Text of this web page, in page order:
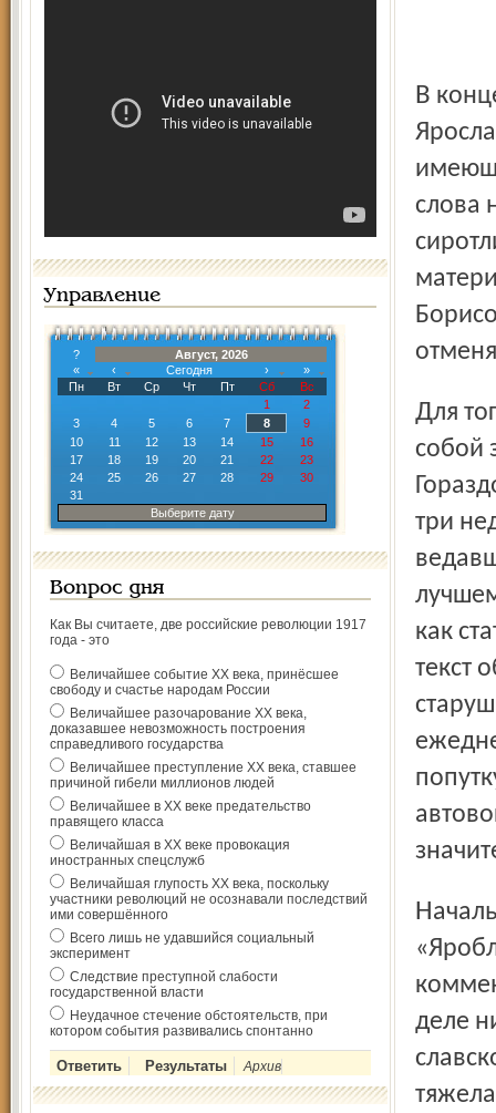
Управление
?
Август, 2026
«
‹ Сегодня ›
»
Пн
Вт Ср Чт Пт Сб
Вс
1
2
3
4 5 6 7 8
9
10
11 12 13 14 15
16
17
18 19 20 21 22
23
24
25 26 27 28 29
30
31
Выберите дату
Вопрос дня
Как Вы считаете, две российские революции 1917
года - это
Величайшее событие ХХ века, принёсшее
свободу и счастье народам России
Величайшее разочарование ХХ века,
доказавшее невозможность построения
справедливого государства
Величайшее преступление ХХ века, ставшее
причиной гибели миллионов людей
Величайшее в ХХ веке предательство
правящего класса
Величайшая в ХХ веке провокация
иностранных спецслужб
Величайшая глупость ХХ века, поскольку
участники революций не осознавали последствий
ими совершённого
Всего лишь не удавшийся социальный
эксперимент
Следствие преступной слабости
государственной власти
Неудачное стечение обстоятельств, при
котором события развивались спонтанно
Архив
В конце прошлой недели пассажиры автобусных рейсов
слова
Для того, кто давно живет в России и постоянно носит с
собой
три
как
текст
Начальник отдела пассажирских перевозок ФГУП
деле